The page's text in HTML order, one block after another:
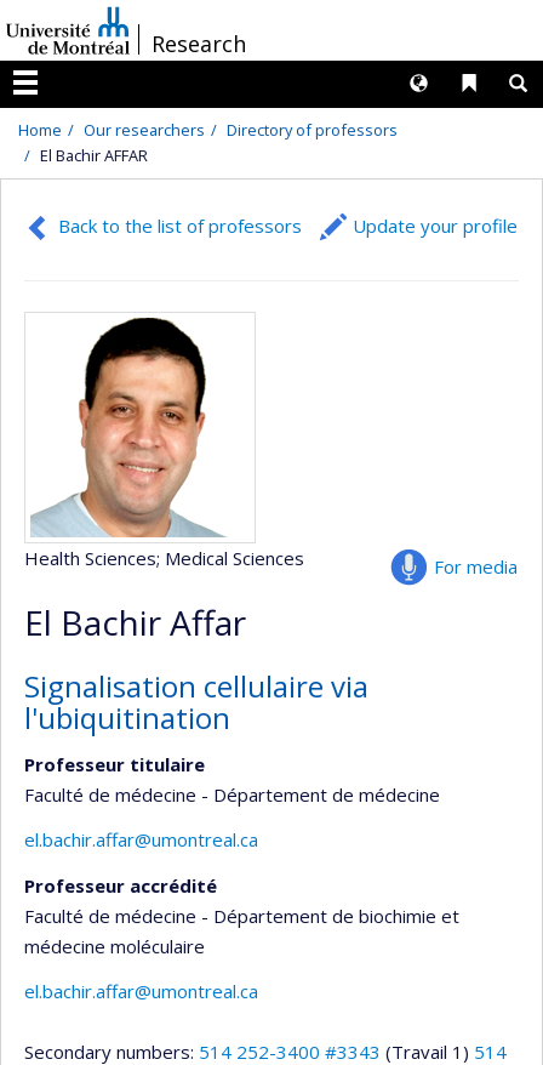
au
contenu
/Research
Menu
Liens
Langues
Home Our researchers
Directory of professors
El Bachir AFFAR
Back to the list of professors Update your profile
For media
Health Sciences; Medical Sciences
El Bachir Affar
Signalisation cellulaire via
l'ubiquitination
Professeur titulaire
Faculté de médecine - Département de médecine
el.bachir.affar@umontreal.ca
Professeur accrédité
Faculté de médecine - Département de biochimie et
médecine moléculaire
el.bachir.affar@umontreal.ca
Secondary numbers: 514 252-3400 #3343 (Travail 1) 514